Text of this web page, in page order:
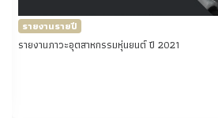
รายงานรายปี
รายงานภาวะอุตสาหกรรมหุ่นยนต์ ปี 2021